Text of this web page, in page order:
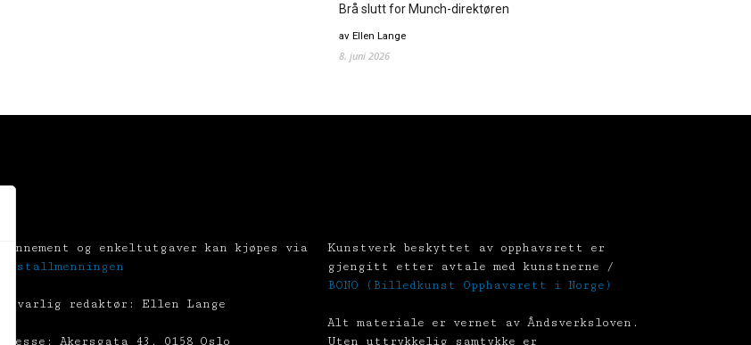
Brå slutt for Munch-direktøren
av Ellen Lange
8. juni 2026
Abonnement og enkeltutgaver kan kjøpes via
Tekstallmenningen
Ansvarlig redaktør: Ellen Lange
Adresse: Akersgata 43, 0158 Oslo
Kunstverk beskyttet av opphavsrett er
gjengitt etter avtale med kunstnerne /
BONO (Billedkunst Opphavsrett i Norge)
Alt materiale er vernet av Åndsverksloven.
Uten uttrykkelig samtykke er